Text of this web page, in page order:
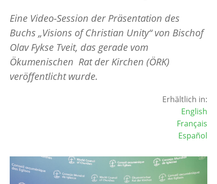
Eine Video-Session der Präsentation des
Buchs „Visions of Christian Unity“ von Bischof
Olav Fykse Tveit, das gerade vom
Ökumenischen Rat der Kirchen (ÖRK)
veröffentlicht wurde.
Erhältlich in:
English
Français
Español